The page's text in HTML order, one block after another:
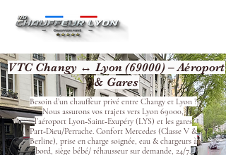
VTC Changy ↔ Lyon (69000) – Aéroport
& Gares
Besoin d’un chauffeur privé entre Changy et Lyon ?
Nous assurons vos trajets vers Lyon 69000,
l’aéroport Lyon‑Saint‑Exupéry (LYS) et les gares
Part‑Dieu/Perrache. Confort Mercedes (Classe V &
Berline), prise en charge soignée, eau & chargeurs à
bord, siège bébé/ réhausseur sur demande, 24/7.